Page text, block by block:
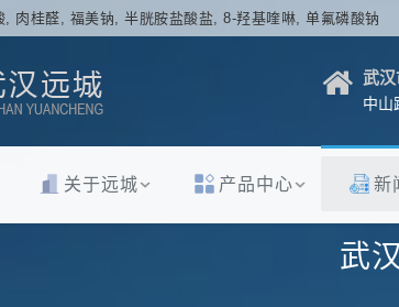
, 肉桂醛, 福美钠, 半胱胺盐酸盐, 8-羟基喹啉, 单氟磷酸钠
武
中山
关于远城 产品中心 新
武